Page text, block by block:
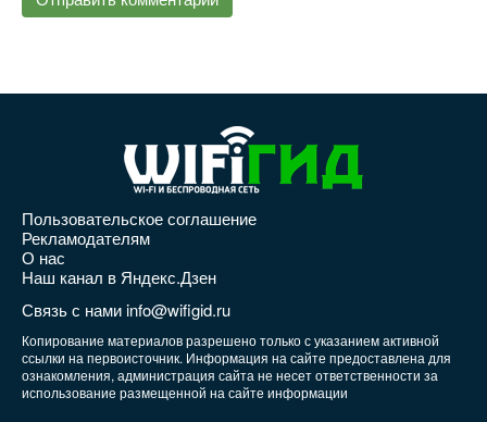
Пользовательское соглашение
Рекламодателям
О нас
Наш канал в Яндекс.Дзен
Связь с нами info@wifigid.ru
Копирование материалов разрешено только с указанием активной
ссылки на первоисточник. Информация на сайте предоставлена для
ознакомления, администрация сайта не несет ответственности за
использование размещенной на сайте информации